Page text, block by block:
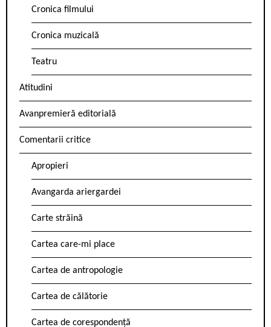
Cronica filmului
Cronica muzicală
Teatru
Atitudini
Avanpremieră editorială
Comentarii critice
Apropieri
Avangarda ariergardei
Carte străină
Cartea care-mi place
Cartea de antropologie
Cartea de călătorie
Cartea de corespondență